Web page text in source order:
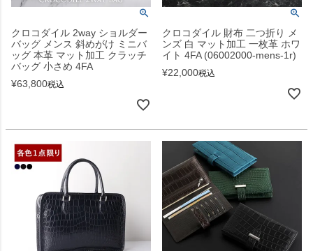
クロコダイル 2way ショルダー
バッグ メンス 斜めがけ ミニバ
ッグ 本革 マット加工 クラッチ
バッグ 小さめ 4FA
¥63,800税込
クロコダイル 財布 二つ折り メ
ンズ 白 マット加工 一枚革 ホワ
イト 4FA (06002000-mens-1r)
¥22,000税込